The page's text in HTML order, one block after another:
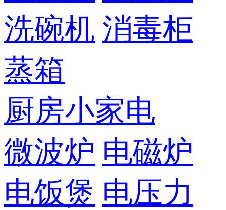
洗碗机 消毒柜
蒸箱
厨房小家电
微波炉 电磁炉
电饭煲 电压力